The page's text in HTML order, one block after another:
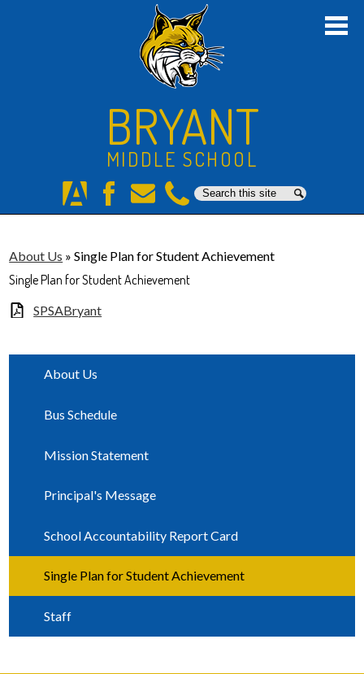
Skip
to
main
content
BRYANT
MIDDLE SCHOOL
Athletics
Counseling
AeriesFacebook
E-
Phone
Search Search
About Us » Single Plan for Student Achievement
Single Plan for Student Achievement
SPSABryant
About Us
Bus Schedule
Mission Statement
Principal's Message
School Accountability Report Card
Single Plan for Student Achievement
Staff